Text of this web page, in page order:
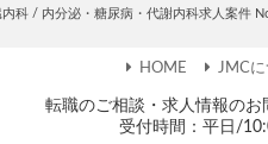
科 / 内分泌・糖尿病・代謝内科求人案件
転職のご相談・求人情報のお
受付時間：平日/
HOME JMC